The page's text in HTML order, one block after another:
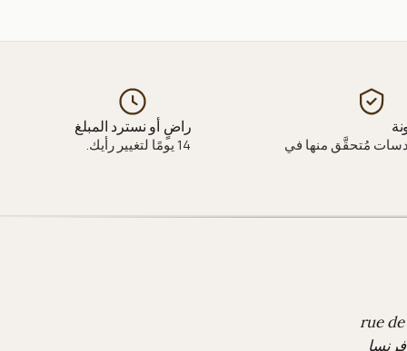
مُتحقَّق منها في
راضٍ أو نسترد المبلغ
14 يومًا لتغيير رأيك.